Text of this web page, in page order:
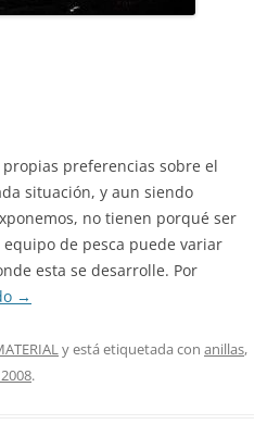
preferencias sobre el
situación, y aun siendo
no tienen porqué ser
de pesca puede variar
esta se desarrolle. Por
→
y está etiquetada con anillas,
.